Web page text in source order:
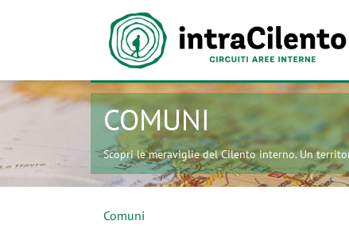
COMUNI
Scopri le meraviglie del Cilento interno. Un
Comuni